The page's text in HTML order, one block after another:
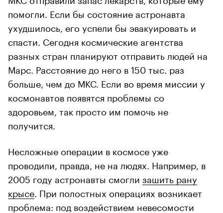
помогли. Если бы состояние астронавта
ухудшилось, его успели бы эвакуировать и
спасти. Сегодня космические агентства
разных стран планируют отправить людей на
Марс. Расстояние до него в 150 тыс. раз
больше, чем до МКС. Если во время миссии у
космонавтов появятся проблемы со
здоровьем, так просто им помочь не
получится.
Несложные операции в космосе уже
проводили, правда, не на людях. Например, в
2005 году астронавты смогли зашить рану
крысе . При полостных операциях возникает
проблема: под воздействием невесомости